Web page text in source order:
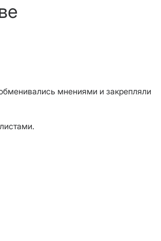
мнениями и закрепляли